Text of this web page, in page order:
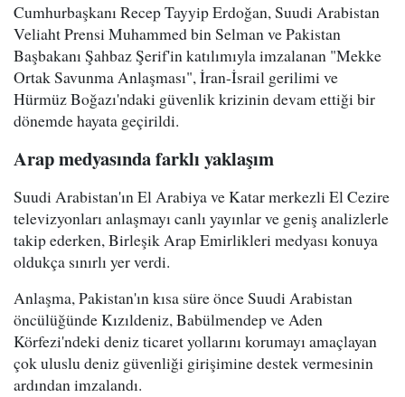
Cumhurbaşkanı Recep Tayyip Erdoğan, Suudi Arabistan
Veliaht Prensi Muhammed bin Selman ve Pakistan
Başbakanı Şahbaz Şerif'in katılımıyla imzalanan "Mekke
Ortak Savunma Anlaşması", İran-İsrail gerilimi ve
Hürmüz Boğazı'ndaki güvenlik krizinin devam ettiği bir
dönemde hayata geçirildi.
Arap medyasında farklı yaklaşım
Suudi Arabistan'ın El Arabiya ve Katar merkezli El Cezire
televizyonları anlaşmayı canlı yayınlar ve geniş analizlerle
takip ederken, Birleşik Arap Emirlikleri medyası konuya
oldukça sınırlı yer verdi.
Anlaşma, Pakistan'ın kısa süre önce Suudi Arabistan
öncülüğünde Kızıldeniz, Babülmendep ve Aden
Körfezi'ndeki deniz ticaret yollarını korumayı amaçlayan
çok uluslu deniz güvenliği girişimine destek vermesinin
ardından imzalandı.